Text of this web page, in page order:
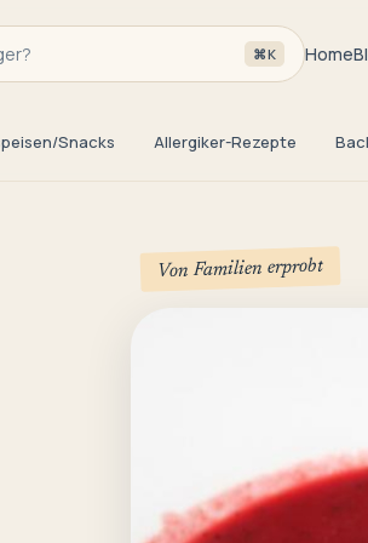
⌘K Home
Snacks Allergiker-Rezepte
Von Familien erprobt